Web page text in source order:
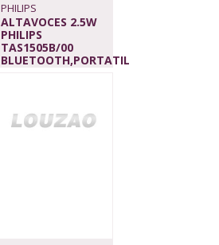
PHILIPS
ALTAVOCES 2.5W
PHILIPS
TAS1505B/00
BLUETOOTH,PORTATIL